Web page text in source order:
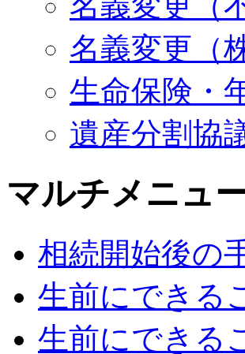
名義変更（
生命保険・
遺産分割協
マルチメニュ
相続開始後の
生前にできる
生前にできる